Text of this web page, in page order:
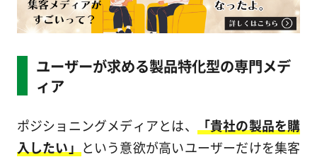
ユーザーが求める製品特化型の専門メデ
ィア
ポジショニングメディアとは、
「貴社の製品を購
入したい」 という意欲が高いユーザーだけを集客